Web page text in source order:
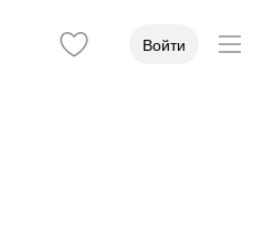
Войти